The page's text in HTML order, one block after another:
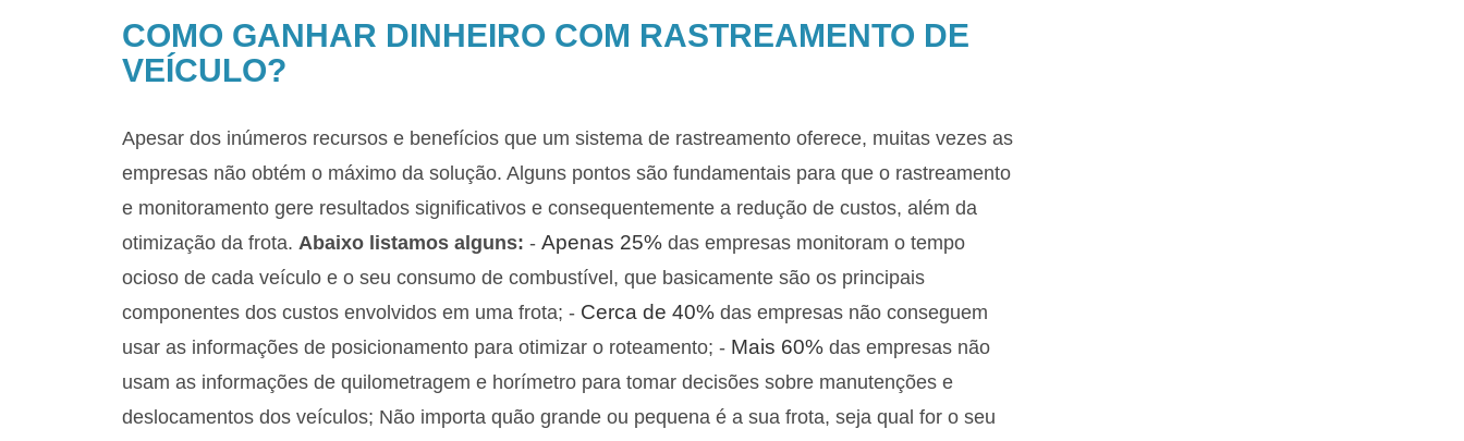
COMO GANHAR DINHEIRO COM RASTREAMENTO DE
VEÍCULO?
Apesar dos inúmeros recursos e benefícios que um sistema de rastreamento oferece, muitas vezes as
empresas não obtém o máximo da solução. Alguns pontos são fundamentais para que o rastreamento
e monitoramento gere resultados significativos e consequentemente a redução de custos, além da
otimização da frota. Abaixo listamos alguns: - Apenas 25% das empresas monitoram o tempo
ocioso de cada veículo e o seu consumo de combustível, que basicamente são os principais
componentes dos custos envolvidos em uma frota; - Cerca de 40% das empresas não conseguem
usar as informações de posicionamento para otimizar o roteamento; - Mais 60% das empresas não
usam as informações de quilometragem e horímetro para tomar decisões sobre manutenções e
deslocamentos dos veículos; Não importa quão grande ou pequena é a sua frota, seja qual for o seu